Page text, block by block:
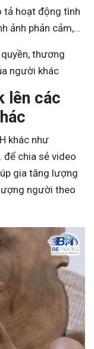
tả hoạt động tình
ảnh phản cảm,…
thương
người khác
lên các
khác như
để chia sẻ video
gia tăng lượng
người theo